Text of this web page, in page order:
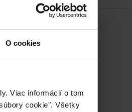
O cookies
Viac informácií o tom
cookie". Všetky